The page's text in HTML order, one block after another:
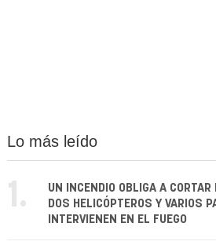
Lo más leído
1.
UN INCENDIO OBLIGA A
DOS HELICÓPTEROS Y VARIOS
INTERVIENEN EN EL FUEGO